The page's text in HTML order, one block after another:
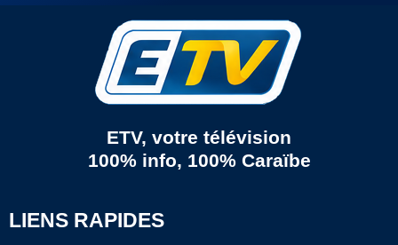
ETV, votre télévision
100% info, 100% Caraïbe
LIENS RAPIDES